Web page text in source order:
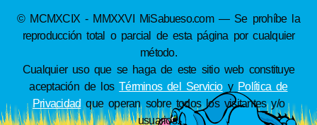
© MCMXCIX - MMXXVI MiSabueso.com — Se prohíbe la
reproducción total o parcial de esta página por cualquier
método.
Cualquier uso que se haga de este sitio web constituye
aceptación de losTérminos del Servicioy Política de
Privacidad que operan sobre todos los visitantes y/o
usuarios.